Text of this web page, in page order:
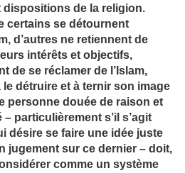
dispositions de la religion.
certains se détournent
d’autres ne retiennent de
intérêts et objectifs,
de se réclamer de l’Islam,
détruire et à ternir son image
personne douée de raison et
particulièrement s’il s’agit
désire se faire une idée juste
jugement sur ce dernier – doit,
comme un système